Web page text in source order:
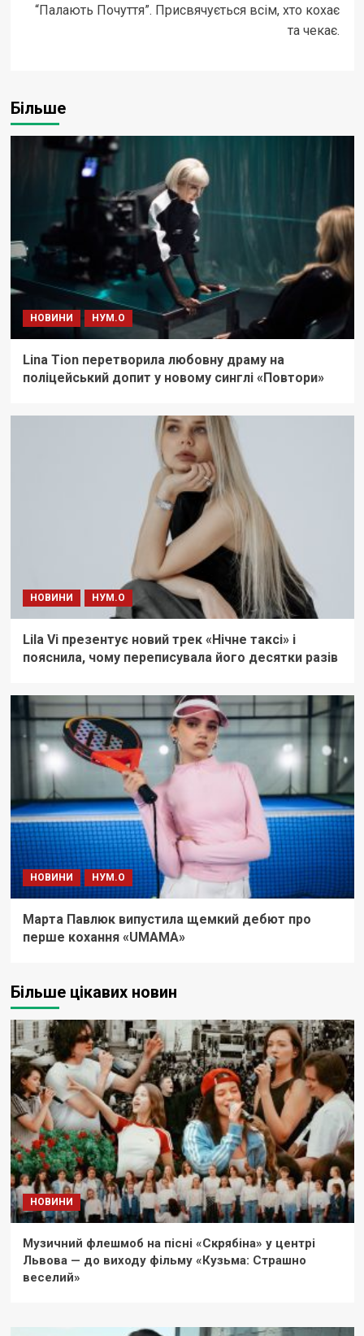
“Палають Почуття”. Присвячується всім, хто кохає
та чекає.
Більше
НОВИНИ НУМ.О
Lina Tion перетворила любовну драму на
поліцейський допит у новому синглі «Повтори»
НОВИНИ НУМ.О
Lila Vi презентує новий трек «Нічне таксі» і
пояснила, чому переписувала його десятки разів
НОВИНИ НУМ.О
Марта Павлюк випустила щемкий дебют про
перше кохання «UМАМА»
Більше цікавих новин
НОВИНИ
Музичний флешмоб на пісні «Скрябіна» у центрі
Львова — до виходу фільму «Кузьма: Страшно
веселий»